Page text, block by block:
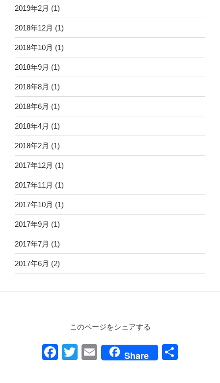
2019年2月 (1)
2018年12月 (1)
2018年10月 (1)
2018年9月 (1)
2018年8月 (1)
2018年6月 (1)
2018年4月 (1)
2018年2月 (1)
2017年12月 (1)
2017年11月 (1)
2017年10月 (1)
2017年9月 (1)
2017年7月 (1)
2017年6月 (2)
このページをシェアする
F
T
E
Share